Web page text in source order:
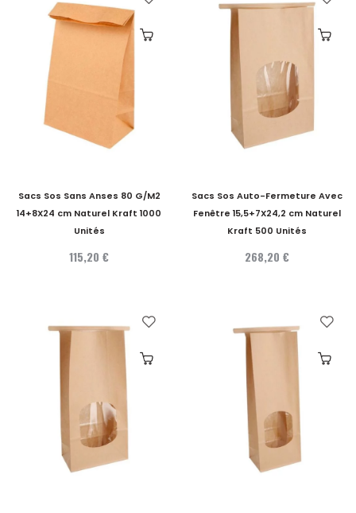
Sacs Sos Sans Anses 80 G/M2
14+8X24 cm Naturel Kraft 1000
Unités
115,20 €
Sacs Sos Auto-Fermeture Avec
Fenêtre 15,5+7X24,2 cm Naturel
Kraft 500 Unités
268,20 €